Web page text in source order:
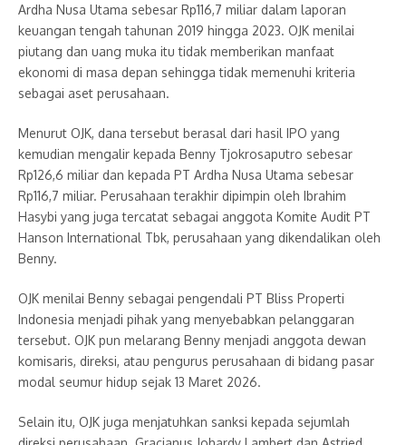
Ardha Nusa Utama sebesar Rp116,7 miliar dalam laporan
keuangan tengah tahunan 2019 hingga 2023. OJK menilai
piutang dan uang muka itu tidak memberikan manfaat
ekonomi di masa depan sehingga tidak memenuhi kriteria
sebagai aset perusahaan.
Menurut OJK, dana tersebut berasal dari hasil IPO yang
kemudian mengalir kepada Benny Tjokrosaputro sebesar
Rp126,6 miliar dan kepada PT Ardha Nusa Utama sebesar
Rp116,7 miliar. Perusahaan terakhir dipimpin oleh Ibrahim
Hasybi yang juga tercatat sebagai anggota Komite Audit PT
Hanson International Tbk, perusahaan yang dikendalikan oleh
Benny.
OJK menilai Benny sebagai pengendali PT Bliss Properti
Indonesia menjadi pihak yang menyebabkan pelanggaran
tersebut. OJK pun melarang Benny menjadi anggota dewan
komisaris, direksi, atau pengurus perusahaan di bidang pasar
modal seumur hidup sejak 13 Maret 2026.
Selain itu, OJK juga menjatuhkan sanksi kepada sejumlah